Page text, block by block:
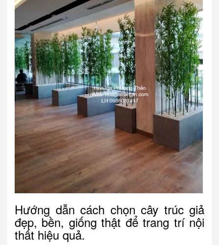
Hướng dẫn cách chọn cây trúc giả
đẹp, bền, giống thật để trang trí nội
thất hiệu quả.